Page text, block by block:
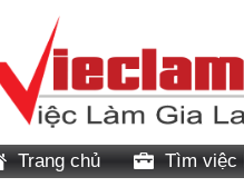
Trang chủ Tìm việc